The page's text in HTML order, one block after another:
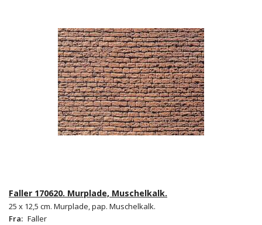
Faller 170620. Murplade, Muschelkalk.
25 x 12,5 cm. Murplade, pap. Muschelkalk.
Fra: Faller